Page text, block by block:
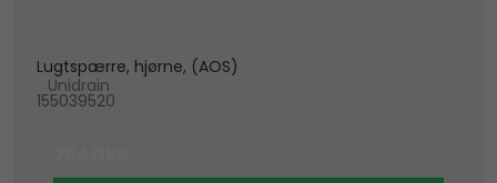
Lugtspærre, hjørne, (AOS)
Unidrain
155039520